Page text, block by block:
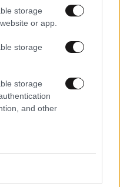
storage
or app.
storage
storage
and other
σταυροπόδι είναι